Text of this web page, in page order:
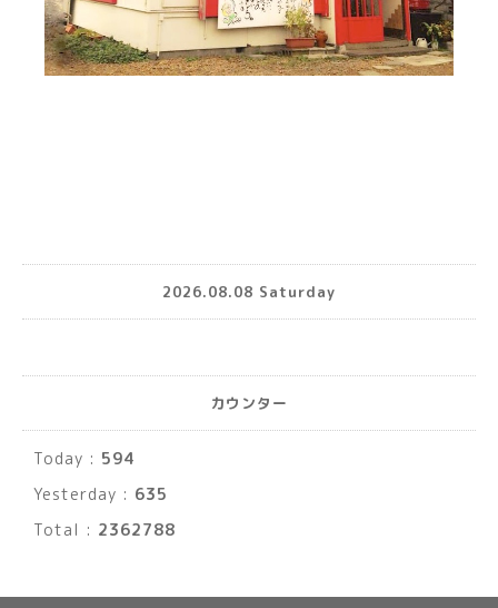
2026.08.08 Saturday
カウンター
Today : 594
Yesterday : 635
Total : 2362788